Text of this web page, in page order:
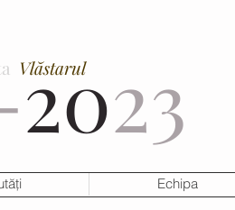
2023
Vlăstarul
Echipa